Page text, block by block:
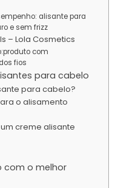
alisante para
e sem frizz
– Lola Cosmetics
com
fios
para cabelo
para cabelo?
o alisamento
creme alisante
com o melhor